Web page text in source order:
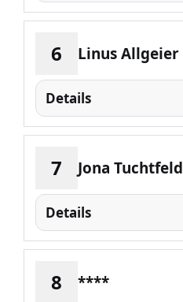
6 Linus Allgeier
Details
7 Jona Tuchtfeld
Details
8 ****